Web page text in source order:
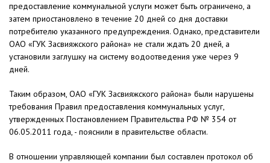
предоставление коммунальной услуги может быть ограничено, а
затем приостановлено в течение 20 дней со дня доставки
потребителю указанного предупреждения. Однако, представители
ОАО «ГУК Засвияжского района» не стали ждать 20 дней, а
установили заглушку на систему водоотведения уже через 9
дней.
Таким образом, ОАО «ГУК Засвияжского района» были нарушены
требования Правил предоставления коммунальных услуг,
утвержденных Постановлением Правительства РФ № 354 от
06.05.2011 года, - пояснили в правительстве области.
В отношении управляющей компании был составлен протокол об